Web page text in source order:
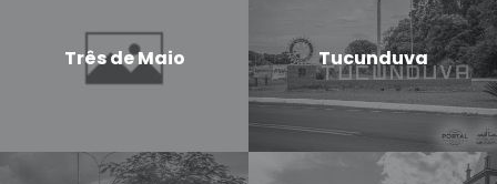
Três de Maio Tucunduva